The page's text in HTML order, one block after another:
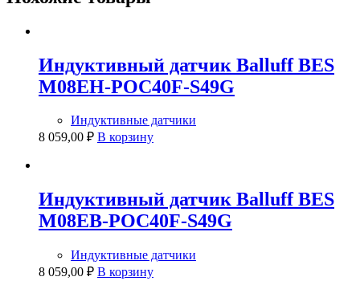
Индуктивный датчик Balluff BES
M08EH-POC40F-S49G
Индуктивные датчики
8 059,00 ₽ В корзину
Индуктивный датчик Balluff BES
M08EB-POC40F-S49G
Индуктивные датчики
8 059,00 ₽ В корзину